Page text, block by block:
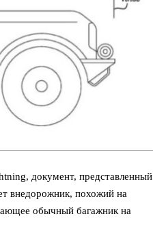
документ, представленный
внедорожник, похожий на
обычный багажник на